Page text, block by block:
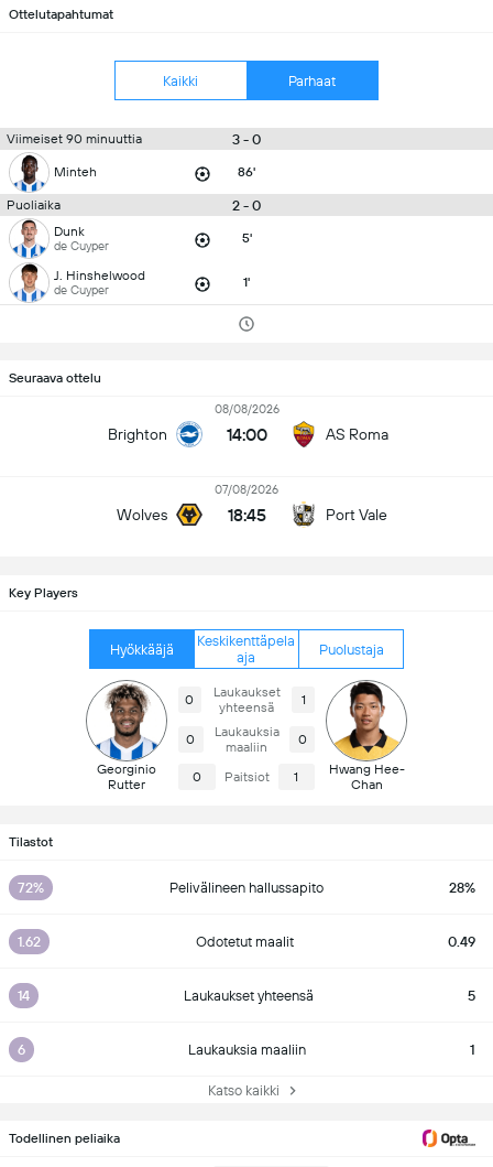
Ottelutapahtumat
Kaikki Parhaat
Viimeiset 90 minuuttia 3 - 0
Minteh 86'
Puoliaika 2 - 0
Dunk
de Cuyper 5'
J. Hinshelwood
de Cuyper 1'
Seuraava ottelu
Brighton
08/08/2026
14:00 AS Roma
Wolves
07/08/2026
18:45 Port Vale
Key Players
Hyökkääjä
Keskikenttäpela
aja
Puolustaja
Georginio
Rutter
0
Laukaukset
yhteensä
1
0
Laukauksia
maaliin
0
0 Paitsiot 1
Hwang Hee-
Chan
Tilastot
72% Pelivälineen hallussapito 28%
1.62 Odotetut maalit 0.49
14 Laukaukset yhteensä 5
6 Laukauksia maaliin 1
Katso kaikki
Todellinen peliaika